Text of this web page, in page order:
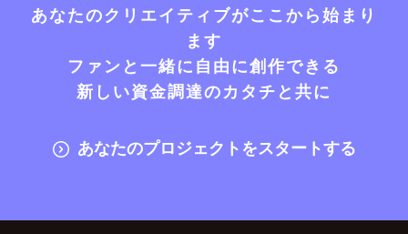
あなたのクリエイティブがここから始まり
ます
ファンと一緒に自由に創作できる
新しい資金調達のカタチと共に
あなたのプロジェクトをスタートする